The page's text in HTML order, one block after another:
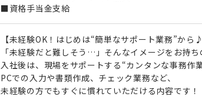
■資格手当金支給
【未経験OK！はじめは“簡単なサポート業務”から♪
「未経験だと難しそう…」そんなイメージをお持ち
入社後は、現場をサポートする“カンタンな事務作
PCでの入力や書類作成、チェック業務など、
未経験の方でもすぐに慣れていただける内容です！